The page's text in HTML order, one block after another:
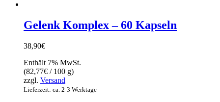
Gelenk Komplex – 60 Kapseln
38,90€
Enthält 7% MwSt.
(82,77€ / 100 g)
zzgl. Versand
Lieferzeit: ca. 2-3 Werktage